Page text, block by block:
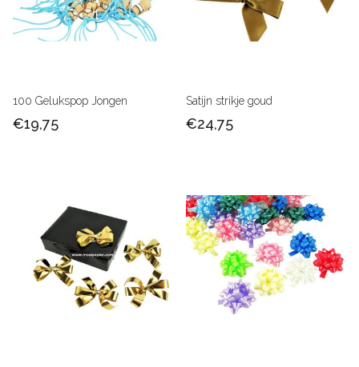
100 Gelukspop Jongen
€19,75
Satijn strikje goud
€24,75